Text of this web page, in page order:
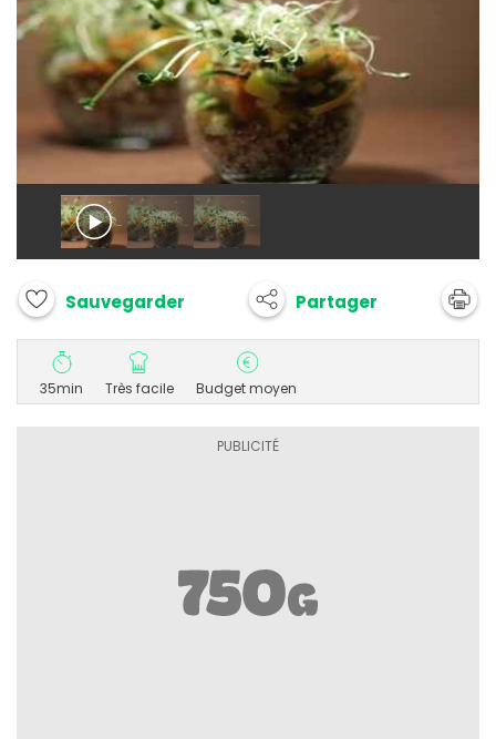
Sauvegarder Partager
35min Très facile Budget moyen